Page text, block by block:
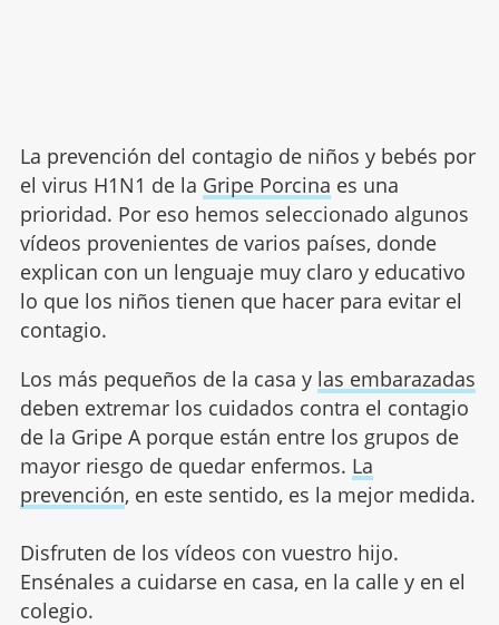
La prevención del contagio de niños y bebés por
el virus H1N1 de la Gripe Porcina es una
prioridad. Por eso hemos seleccionado algunos
vídeos provenientes de varios países, donde
explican con un lenguaje muy claro y educativo
lo que los niños tienen que hacer para evitar el
contagio.
Los más pequeños de la casa y las embarazadas
deben extremar los cuidados contra el contagio
de la Gripe A porque están entre los grupos de
mayor riesgo de quedar enfermos. La
prevención, en este sentido, es la mejor medida.
Disfruten de los vídeos con vuestro hijo.
Ensénales a cuidarse en casa, en la calle y en el
colegio.